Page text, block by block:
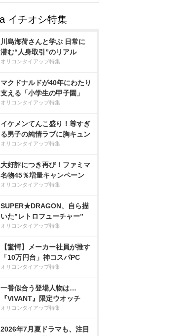
川島海荷さんと学ぶ 日常に
潜む“人身取引”のリアル
オリコンタイアップ特集
マクドナルドが40年にわたり
支える「小学生の甲子園」
オリコンタイアップ特集
イケメンてんこ盛り！尊すぎ
る男子の純情ラブに胸キュン
オリコンタイアップ特集
大好評につき再び！ファミマ
名物45％増量キャンペーン
オリコンタイアップ特集
SUPER★DRAGON、自ら描
いた”レトロフューチャー”
オリコンタイアップ特集
【驚愕】メーカー社員が推す
「10万円台」神コスパPC
オリコンタイアップ特集
一番似合う登場人物は…
『VIVANT』限定ウオッチ
オリコンタイアップ特集
2026年7月夏ドラマも、注目